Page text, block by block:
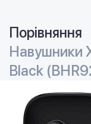
Порівняння
Навушники
Black